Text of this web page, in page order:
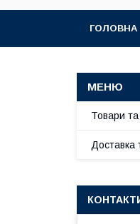
ГОЛОВНА
Товари та
Доставка